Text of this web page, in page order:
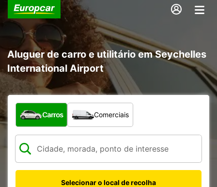
Aluguer de carro e utilitário em Seychelles
International Airport
Que tipo de veículo pretende?
Carros Comerciais
Selecionar o local de recolha